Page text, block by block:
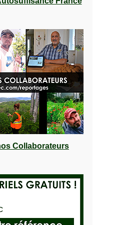
Collaborateurs